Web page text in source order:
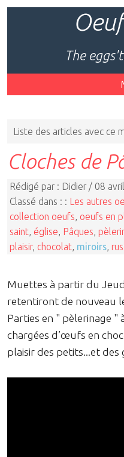
The
Liste des articles avec ce
Cloches de
Rédigé par : Didier / 08
Classé dans : : Les autres
collection oeufs oeufs en
saint église Pâques
plaisir, chocolat miroirs
Muettes à partir du
retentiront de nouveau
Parties en " pèlerinage "
chargées d’œufs en
plaisir des petits...et des